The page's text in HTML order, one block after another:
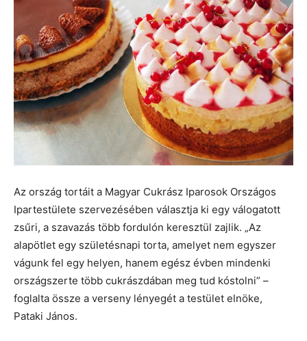
Az ország tortáit a Magyar Cukrász Iparosok Országos
Ipartestülete szervezésében választja ki egy válogatott
zsűri, a szavazás több fordulón keresztül zajlik. „Az
alapötlet egy születésnapi torta, amelyet nem egyszer
vágunk fel egy helyen, hanem egész évben mindenki
országszerte több cukrászdában meg tud kóstolni” –
foglalta össze a verseny lényegét a testület elnöke,
Pataki János.